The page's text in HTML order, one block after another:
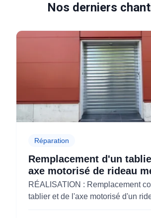
Nos derniers
Réparation
Remplacement d'un
axe motorisé de rideau
pour M'CHADAL (Optical
(95)
RÉALISATION : Remplacement
tablier et de l'axe motorisé d'un